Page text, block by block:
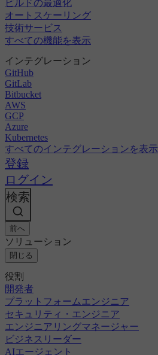
ビルドの最適化
オートスケーリング
技術サービス
すべての機能を表示
インテグレーション
GitHub
GitLab
Bitbucket
AWS
GCP
Azure
Kubernetes
すべてのインテグレーションを表示
登録
ログイン
検索
前へ
ソリューション
閉じる
役割
開発者
プラットフォームエンジニア
セキュリティ・エンジニア
エンジニアリングマネージャー
ビジネスリーダー
AIエージェント